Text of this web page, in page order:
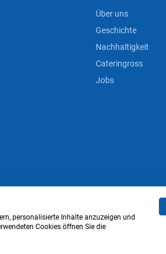
Über uns
Geschichte
Nachhaltigkeit
Cateringross
Jobs
Privacy Policy Impressum
personalisierte Inhalte anzuzeigen und
Cookies öffnen Sie die